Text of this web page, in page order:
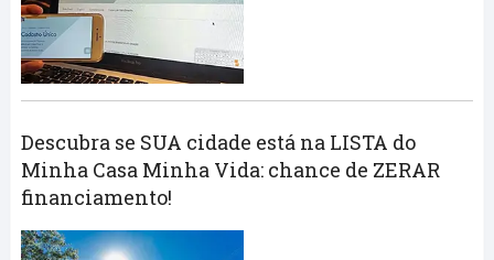
Descubra se SUA cidade está na LISTA do
Minha Casa Minha Vida: chance de ZERAR
financiamento!